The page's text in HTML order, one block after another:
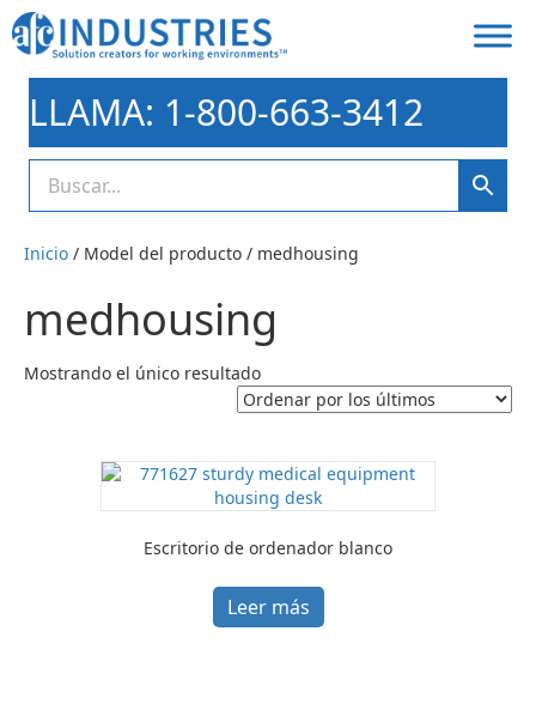
LLAMA: 1-800-663-3412
Inicio / Model del producto / medhousing
medhousing
Mostrando el único resultado
Escritorio de ordenador blanco
Leer más